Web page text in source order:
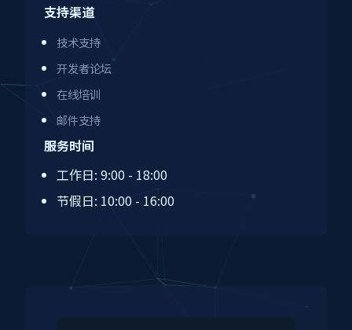
支持渠道
技术支持
开发者论坛
在线培训
邮件支持
服务时间
工作日: 9:00 - 18:00
节假日: 10:00 - 16:00